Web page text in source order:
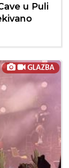
u Puli
GLAZBA